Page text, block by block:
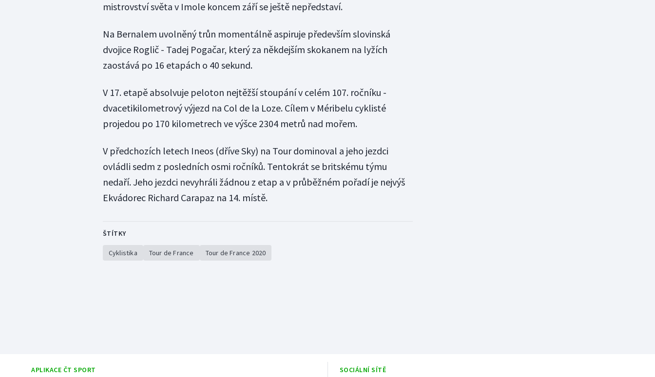
mistrovství světa v Imole koncem září se ještě nepředstaví.
Na Bernalem uvolněný trůn momentálně aspiruje především slovinská
dvojice Roglič - Tadej Pogačar, který za někdejším skokanem na lyžích
zaostává po 16 etapách o 40 sekund.
V 17. etapě absolvuje peloton nejtěžší stoupání v celém 107. ročníku -
dvacetikilometrový výjezd na Col de la Loze. Cílem v Méribelu cyklisté
projedou po 170 kilometrech ve výšce 2304 metrů nad mořem.
V předchozích letech Ineos (dříve Sky) na Tour dominoval a jeho jezdci
ovládli sedm z posledních osmi ročníků. Tentokrát se britskému týmu
nedaří. Jeho jezdci nevyhráli žádnou z etap a v průběžném pořadí je nejvýš
Ekvádorec Richard Carapaz na 14. místě.
ŠTÍTKY
Cyklistika Tour de France Tour de France 2020
APLIKACE ČT SPORT SOCIÁLNÍ SÍTĚ